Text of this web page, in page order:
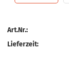
Art.Nr.:
Lieferzeit: